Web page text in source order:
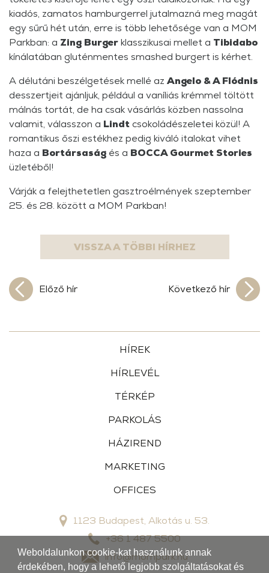
kiadós, zamatos hamburgerrel jutalmazná meg magát
egy sűrű hét után, erre is több lehetősége van a MOM
Parkban: a Zing Burgerklasszikusai mellet a Tibidabo
kínálatában gluténmentes smashed burgert is kérhet.
A délutáni beszélgetések mellé az Angelo & A Flódnis
desszertjeit ajánljuk, például a vaníliás krémmel töltött
málnás tortát, de ha csak vásárlás közben nassolna
valamit, válasszon a Lindtcsokoládészeletei közül! A
romantikus őszi estékhez pedig kiváló italokat vihet
haza a Bortársaság és a BOCCA Gourmet Stories
üzletéből!
Várják a felejthetetlen gasztroélmények szeptember
25. és 28. között a MOM Parkban!
Előző hír
VISSZA A TÖBBI HÍRHEZ
Következő hír
HÍREK
HÍRLEVÉL
TÉRKÉP
PARKOLÁS
HÁZIREND
MARKETING
OFFICES
1123 Budapest, Alkotás u. 53.
+36 1 487 5500
info@mompark.hu
Weboldalunkon cookie-kat használunk annak
érdekében, hogy a lehető legjobb szolgáltatásokat és